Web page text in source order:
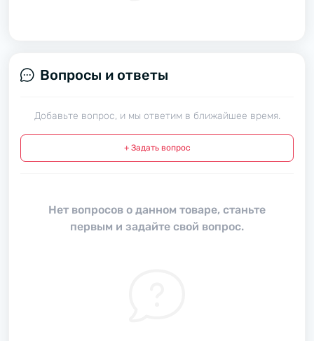
Вопросы и ответы
Добавьте вопрос, и мы ответим в ближайшее время.
+ Задать вопрос
Нет вопросов о данном товаре, станьте
первым и задайте свой вопрос.